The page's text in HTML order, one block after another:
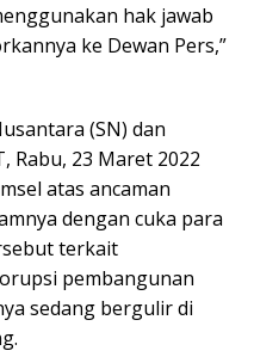
hak jawab
ke Dewan Pers,”
(SN) dan
Rabu, 23 Maret 2022
atas ancaman
dengan cuka para
terkait
pembangunan
sedang bergulir di